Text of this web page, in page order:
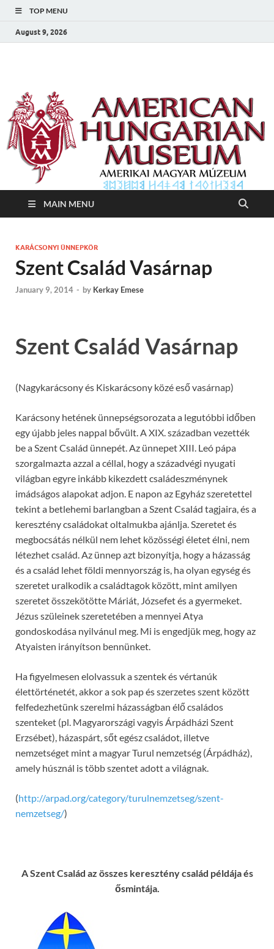
TOP MENU
August 9, 2026
Amerikai Magyar
Múzeum
MAIN MENU
KARÁCSONYI ÜNNEPKÖR
Szent Család Vasárnap
January 9, 2014 - by Kerkay Emese
Szent Család Vasárnap
(Nagykarácsony és Kiskarácsony közé eső vasárnap)
Karácsony hetének ünnepségsorozata a legutóbbi időben
egy újabb jeles nappal bővült. A XIX. században vezették
be a Szent Család ünnepét. Az ünnepet XIII. Leó pápa
szorgalmazta azzal a céllal, hogy a századvégi nyugati
világban egyre inkább kikezdett családeszménynek
imádságos alapokat adjon. E napon az Egyház szeretettel
tekint a betlehemi barlangban a Szent Család tagjaira, és a
keresztény családokat oltalmukba ajánlja. Szeretet és
megbocsátás nélkül nem lehet közösségi életet élni, nem
létezhet család. Az ünnep azt bizonyítja, hogy a házasság
és a család lehet földi mennyország is, ha olyan egység és
szeretet uralkodik a családtagok között, mint amilyen
szeretet összekötötte Máriát, Józsefet és a gyermeket.
Jézus szüleinek szeretetében a mennyei Atya
gondoskodása nyilvánul meg. Mi is engedjük meg, hogy az
Atyaisten irányítson bennünket.
Ha figyelmesen elolvassuk a szentek és vértanúk
élettörténetét, akkor a sok pap és szerzetes szent között
felfedezhetünk szerelmi házasságban élő családos
szenteket (pl. Magyarországi vagyis Árpádházi Szent
Erzsébet), házaspárt, sőt egész családot, illetve
nemzetséget mint a magyar Turul nemzetség (Árpádház),
amely húsznál is több szentet adott a világnak.
(http://arpad.org/category/turulnemzetseg/szent-
nemzetseg/)
A Szent Család az összes keresztény család példája és
ősmintája.